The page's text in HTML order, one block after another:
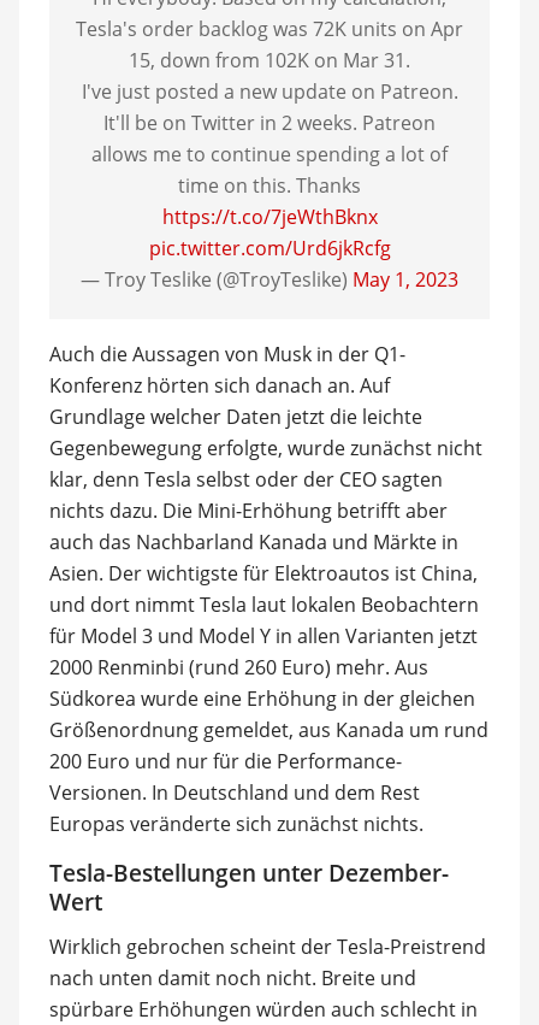
Tesla's order backlog was 72K units on Apr
15, down from 102K on Mar 31.
I've just posted a new update on Patreon.
It'll be on Twitter in 2 weeks. Patreon
allows me to continue spending a lot of
time on this. Thanks
https://t.co/7jeWthBknx
pic.twitter.com/Urd6jkRcfg
— Troy Teslike (@TroyTeslike) May 1, 2023
Auch die Aussagen von Musk in der Q1-
Konferenz hörten sich danach an. Auf
Grundlage welcher Daten jetzt die leichte
Gegenbewegung erfolgte, wurde zunächst nicht
klar, denn Tesla selbst oder der CEO sagten
nichts dazu. Die Mini-Erhöhung betrifft aber
auch das Nachbarland Kanada und Märkte in
Asien. Der wichtigste für Elektroautos ist China,
und dort nimmt Tesla laut lokalen Beobachtern
für Model 3 und Model Y in allen Varianten jetzt
2000 Renminbi (rund 260 Euro) mehr. Aus
Südkorea wurde eine Erhöhung in der gleichen
Größenordnung gemeldet, aus Kanada um rund
200 Euro und nur für die Performance-
Versionen. In Deutschland und dem Rest
Europas veränderte sich zunächst nichts.
Tesla-Bestellungen unter Dezember-
Wert
Wirklich gebrochen scheint der Tesla-Preistrend
nach unten damit noch nicht. Breite und
spürbare Erhöhungen würden auch schlecht in